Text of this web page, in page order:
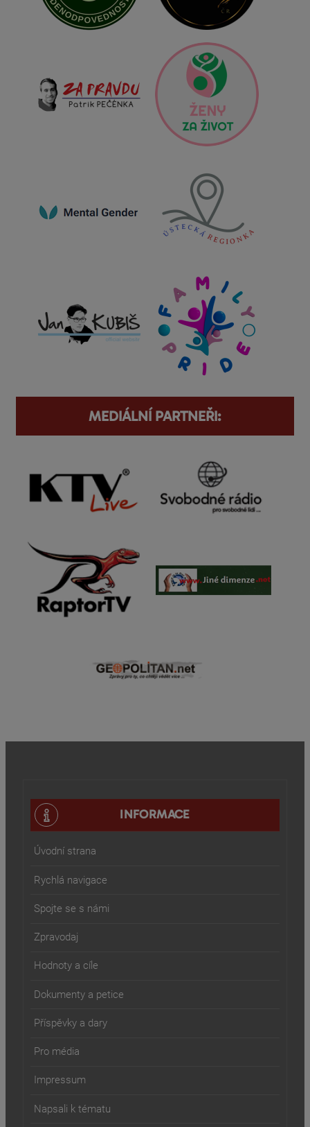
MEDIÁLNÍ PARTNEŘI:
INFORMACE
Úvodní strana
Rychlá navigace
Spojte se s námi
Zpravodaj
Hodnoty a cíle
Dokumenty a petice
Příspěvky a dary
Pro média
Impressum
Napsali k tématu